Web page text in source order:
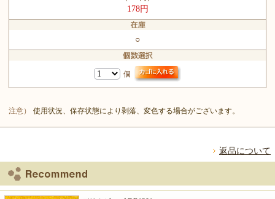
178円
○
個
注意） 使用状況、保存状態により剥落、変色する場合がございます。
返品について